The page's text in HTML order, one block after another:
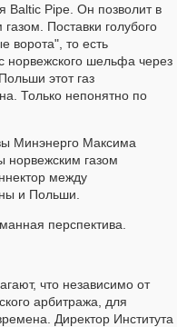
Baltic Pipe. Он позволит в
Поставки голубого
ворота", то есть
норвежского шельфа через
этот газ
Только непонятно по
Минэнерго Максима
норвежским газом
между
и Польши.
перспектива.
что независимо от
арбитража, для
Директор Института